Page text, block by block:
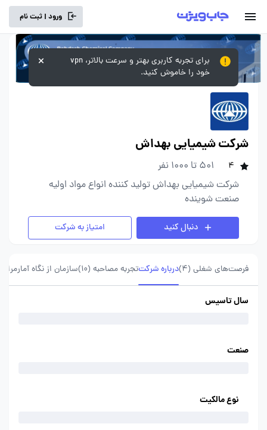
ورود | ثبت نام
شرکت شیمیایی بهداش
4
501 تا 1000 نفر
شرکت شیمیایی بهداش تولید کننده انواع مواد اولیه
صنعت شوینده
دنبال کنید امتیاز به شرکت
فرصت‌های شغلی (4) درباره شرکتتجربه مصاحبه (10) سازمان از نگاه آمار
سال تاسیس
صنعت
نوع مالکیت
برای تجربه کاربری بهتر و سرعت بالاتر، vpn
خود را خاموش کنید.